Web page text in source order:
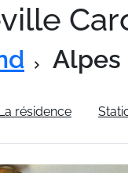
Alpes
résidence